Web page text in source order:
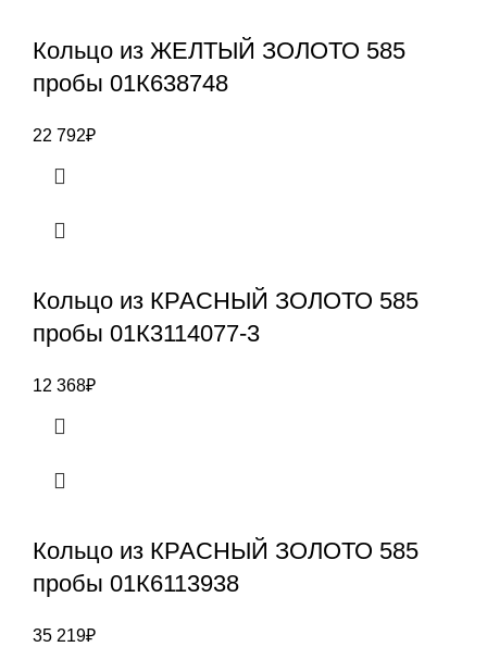
Кольцо из ЖЕЛТЫЙ ЗОЛОТО 585
пробы 01К638748
22 792₽
Кольцо из КРАСНЫЙ ЗОЛОТО 585
пробы 01К3114077-3
12 368₽
Кольцо из КРАСНЫЙ ЗОЛОТО 585
пробы 01К6113938
35 219₽